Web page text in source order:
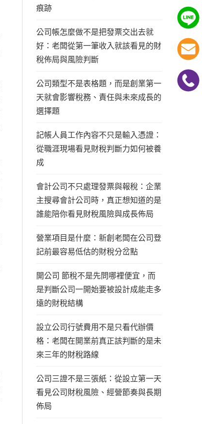
痕跡
公司帳怎麼做不是把發票交出去就
好：老闆從第一筆收入就該看見的財
稅佈局與風險判斷
公司類型不是表格題，而是創業第一
天就會影響稅務、責任與未來成長的
選擇題
記帳人員工作內容不只是輸入憑證：
從職涯現場看見財稅判斷力如何被養
成
會計公司不只處理發票與報稅：企業
主搜尋會計公司時，真正想知道的是
誰能陪你看見財稅風險與成長佈局
營業項目是什麼：新創老闆在公司登
記前最容易低估的財稅分岔點
開公司 節稅不是先問哪裡便宜，而
是判斷公司一開始要被設計成能走多
遠的財稅結構
設立公司行號費用不是只看代辦價
格：老闆在開業前真正該判斷的是未
來三年的財稅路線
公司三證不是三張紙：從設立第一天
看見公司財稅風險、經營節奏與長期
佈局